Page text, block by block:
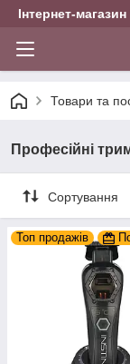
Інтернет-
Товари та
Професійні
Сортування
Топ продажів